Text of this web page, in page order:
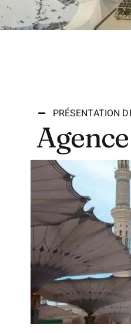
PRÉSENTATION